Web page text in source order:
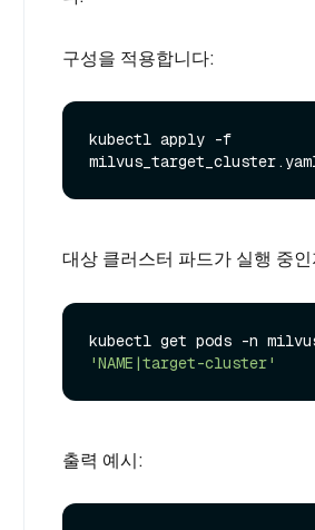
구성을 적용합니다:
kubectl apply -f
대상 클러스터 파드가 실행 중
'NAME|target-cluster'
출력 예시: